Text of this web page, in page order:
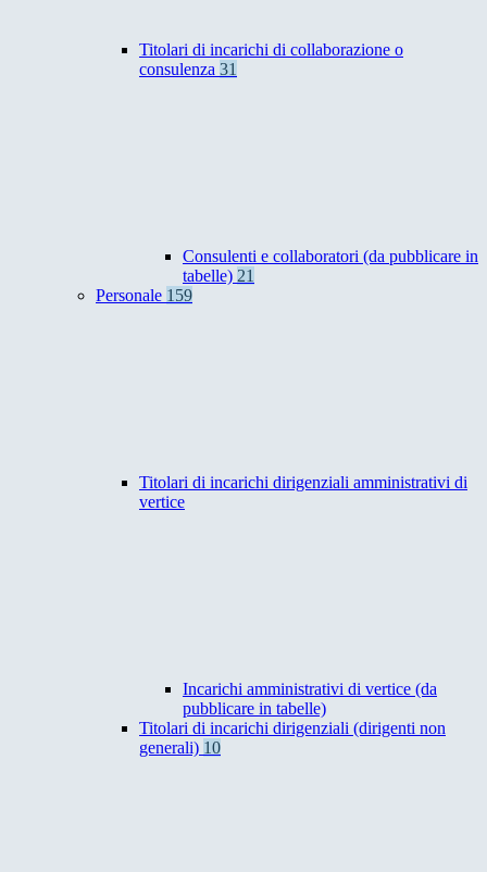
Titolari di incarichi di collaborazione o
consulenza 31
Consulenti e collaboratori (da pubblicare in
tabelle) 21
Personale 159
Titolari di incarichi dirigenziali amministrativi di
vertice
Incarichi amministrativi di vertice (da
pubblicare in tabelle)
Titolari di incarichi dirigenziali (dirigenti non
generali) 10